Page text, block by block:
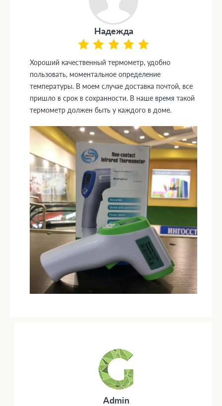
Надежда
Хороший качественный термометр, удобно
пользовать, моментальное определение
температуры. В моем случае доставка почтой, все
пришло в срок в сохранности. В наше время такой
термометр должен быть у каждого в доме.
Admin